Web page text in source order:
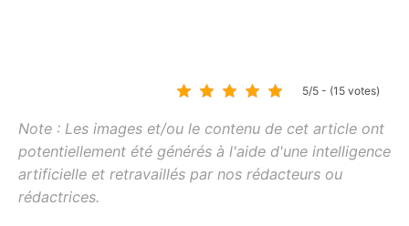
5/5 - (15 votes)